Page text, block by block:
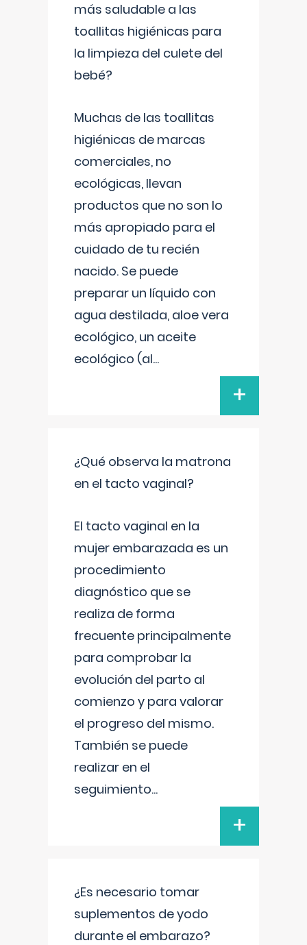
más saludable a las
toallitas higiénicas para
la limpieza del culete del
bebé?
Muchas de las toallitas
higiénicas de marcas
comerciales, no
ecológicas, llevan
productos que no son lo
más apropiado para el
cuidado de tu recién
nacido. Se puede
preparar un líquido con
agua destilada, aloe vera
ecológico, un aceite
ecológico (al...
+
¿Qué observa la matrona
en el tacto vaginal?
El tacto vaginal en la
mujer embarazada es un
procedimiento
diagnóstico que se
realiza de forma
frecuente principalmente
para comprobar la
evolución del parto al
comienzo y para valorar
el progreso del mismo.
También se puede
realizar en el
seguimiento...
+
¿Es necesario tomar
suplementos de yodo
durante el embarazo?